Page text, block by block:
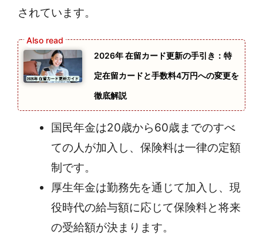
されています。
2026年 在留カード更新の手引き：特
定在留カードと手数料4万円への変更を
徹底解説
国民年金は20歳から60歳までのすべ
ての人が加入し、保険料は一律の定額
制です。
厚生年金は勤務先を通じて加入し、現
役時代の給与額に応じて保険料と将来
の受給額が決まります。